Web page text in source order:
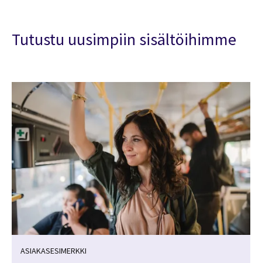
Tutustu uusimpiin sisältöihimme
ASIAKASESIMERKKI